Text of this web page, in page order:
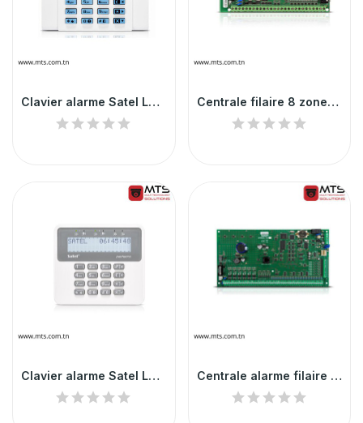
Clavier alarme Satel LCD pour centrale de serie... Centrale filaire 8 zones Satel avec boîtier et...
Clavier alarme Satel LCD pour les centrales... Centrale alarme filaire 8 zones Satel